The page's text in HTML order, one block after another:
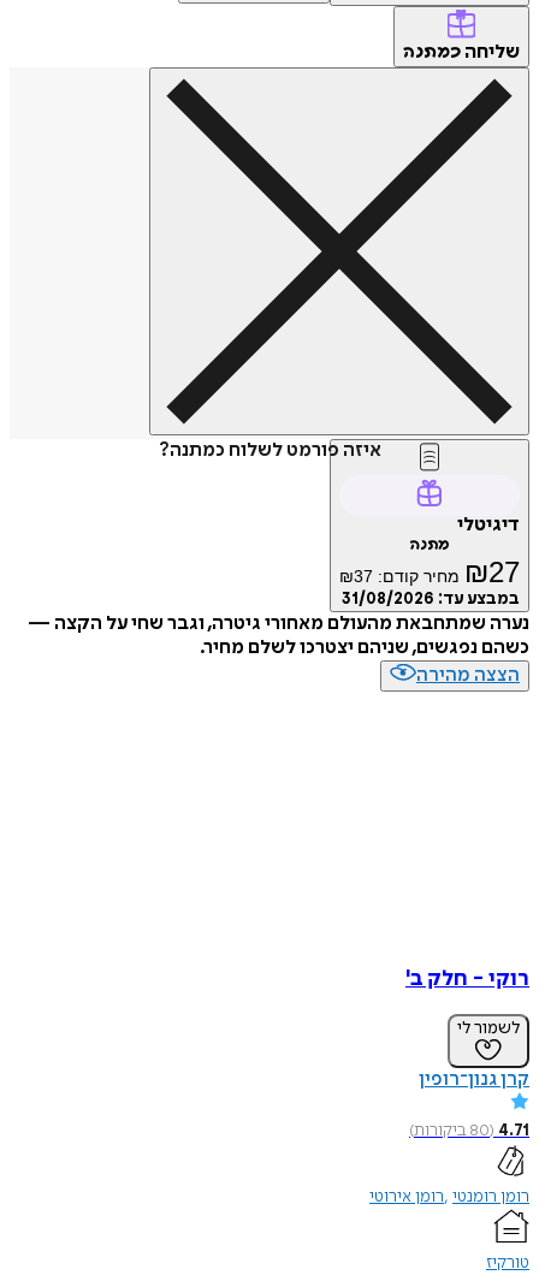
שליחה כמתנה
איזה פורמט לשלוח כמתנה?
דיגיטלי
מתנה
₪27 מחיר קודם: ₪37
במבצע עד: 31/08/2026
נערה שמתחבאת מהעולם מאחורי גיטרה, וגבר שחי על הקצה —
כשהם נפגשים, שניהם יצטרכו לשלם מחיר.
הצצה מהירה
רוקי - חלק ב'
לשמור לי
קרן גנון־רופין
4.71
(
80ביקורות)
רומן רומנטי רומן אירוטי
טורקיז